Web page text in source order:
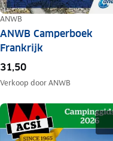
ANWB
ANWB Camperboek
Frankrijk
31,50
Verkoop doorANWB